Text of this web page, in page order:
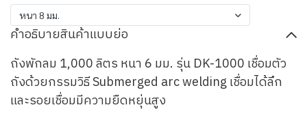
หนา 8 มม.
คำอธิบายสินค้าแบบย่อ
ถังพักลม 1,000 ลิตร หนา 6 มม. รุ่น DK-1000 เชื่อมตัว
ถังด้วยกรรมวิธี Submerged arc welding เชื่อมได้ลึก
และรอยเชื่อมมีความยืดหยุ่นสูง